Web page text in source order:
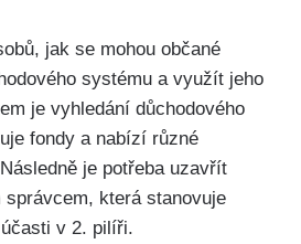
jak se mohou občané
systému a využít jeho
je vyhledání důchodového
fondy a nabízí různé
je potřeba uzavřít
která stanovuje
v 2. pilíři.